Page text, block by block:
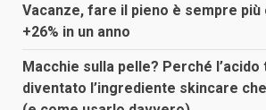
Vacanze, fare il pieno è sempre più
+26% in un anno
Macchie sulla pelle? Perché
diventato l’ingrediente skincare